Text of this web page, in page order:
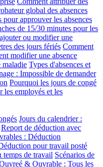
global des absences
approuver les absences
de 15/30 minutes pour les
ou modifier une
des jours fériés Comment
modifier une absence
maladie Types d'absences et
: Impossible de demander
Pourquoi les jours de congé
les employés et les
Jours du calendrier :
Report de déduction avec
: Déduction
pour travail posté
temps de travail Scénarios de
& Ouvrable : Tous les